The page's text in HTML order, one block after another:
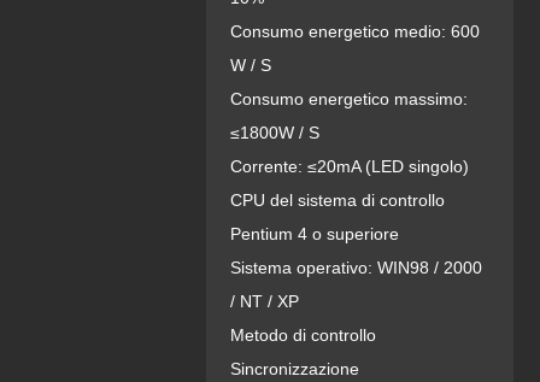
Consumo energetico medio: 600
W / S
Consumo energetico massimo:
≤1800W / S
Corrente: ≤20mA (LED singolo)
CPU del sistema di controllo
Pentium 4 o superiore
Sistema operativo: WIN98 / 2000
/ NT / XP
Metodo di controllo
Sincronizzazione